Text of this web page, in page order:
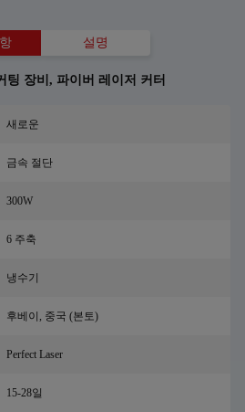
설명
팅 장비 , 파이버 레이저 커터
새로운
금속 절단
300W
6 주축
냉수기
후베이, 중국 (본토)
Perfect Laser
15-28일